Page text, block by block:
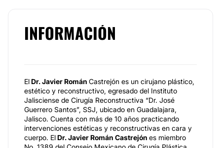
INFORMACIÓN
ElDr. Javier Román Castrejón es un cirujano plástico,
estético y reconstructivo, egresado del Instituto
Jalisciense de Cirugía Reconstructiva “Dr. José
Guerrero Santos”, SSJ, ubicado en Guadalajara,
Jalisco. Cuenta con más de 10 años practicando
intervenciones estéticas y reconstructivas en cara y
cuerpo. ElDr. Javier Román Castrejón es miembro